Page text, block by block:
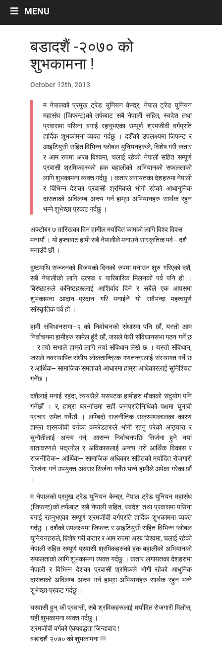
MENU
Labour And Politics
Miscellaneous
Occupational Safety
Women/Gender
ARTICLES
Archives by Month
नेपालीमा रचनाहरु
भिडियो~अडियो अन्तर्वार्ता
औद्योगिक सम्बन्ध
क्षेत्रगत विषय
ट्रेड यूनियन र राजनीति
प्रेरणादायि व्यक्तित्व
भाषण/सम्बोधन
राजनीति
विविध विषय
शोषणमूलक श्रम अभ्यास
श्रम र अर्थतन्त्र
समसामयिक विषय
बडादशैं -२०७० को
शुभकामना !
October 12th, 2013
म नेपालको प्रमुख ट्रेड युनियन केन्द्र, नेपाल ट्रेड युनियन
महासंघ (जिफन्ट)को तर्फबाट सबै नेपाली सहित, स्वदेश तथा
प्रवासमा पसिना बगाई रहनुभएका सम्पूर्ण श्रमजीवी वर्गप्रति
हार्दिक शुभकामना व्यक्त गर्दछु । दशैंको उपलक्ष्यमा जिफन्ट र
आइटियुसी सहित विभिन्न ग्लोबल युनियनहरुले, विशेष गरी कतार
र आम रुपमा अरब विश्वमा, चलाई रहेको नेपाली सहित सम्पूर्ण
प्रवासी श्रमिकहरुको हक बहालीको अभियानको सफलताको
लागि शुभकामना व्यक्त गर्दछु । कतार लगायतका देशहरुमा नेपाली
र विभिन्न देशका प्रवासी श्रमिकले भोगी रहेको आधानुनिक
दासताको अविलम्ब अन्त्य गर्न हाम्रा अभियानहरु सार्थक रहुन
भन्ने शुभेच्छा प्रकट गर्दछु ।
अक्टोबर ७ तारिखका दिन हामील मर्यादित कामको लागि विश्व दिवस
मनायौं । यो हप्ताबाट हामी सबै नेपालीले मनाउने सांस्कृतिक पर्व– दशै
मनाउंदै छौं ।
दुष्टमाथि सज्जनको विजयको दिनको रुपमा मनाउन शुरु गरिएको दशैं,
सबै नेपालीको लागि उत्सव र पारिबारिक मिलनको पर्व पनि हो ।
बिरष्ठहरुले कनिष्टहरूलाई आशिर्वाद दिने र सबैले एक आपसमा
शुभकामना आदान–प्रदान गरि मनाईने यो सबैभन्दा महत्वपूर्ण
सांस्कृतिक पर्व हो ।
हामी संविधानसभा–२ को निर्वाचनको संघारमा पनि छौं, यस्तो आम
निर्वाचनमा हामीहरु सामेल हुंदै छौं, जसले फेरी संविधानसभा गठन गर्ने छ
। र त्यो सभाले हाम्रो लागि नयां संविधान लेख्ने छ । यस्तो संविधान,
जसले नवस्थापित संघीय लोकतान्त्रिक गणतन्त्रलाई संस्थागत गर्ने छ
र आर्थिक– सामाजिक समताको आधारमा हाम्रा अधिकारलाई सुनिश्चित
गर्नेछ ।
दशैंलाई मनाई रहंदा, त्ययसैले यसपटक हामीहरु मौकाको सदुयोग पनि
गर्नेछौं । र, हाम्रा घर-गांउमा सही जनप्रतिनिधिको पक्षमा चुनावी
प्रचार समेत गर्नेछौं । लम्बिदो राजनीतिक संक्रमणकालका कारण
हाम्रा श्रमजीवी वर्गका कमरेडहरुले भोगी रहनु परेको अप्ठ्यारा र
चुनौतीलाई अन्त्य गर्न; आसन्न निर्वाचनपछि सिर्जना हुने नयां
वातावरणले भद्रगोल र अविकासलाई अन्त्य गरी आर्थिक विकास र
राजनीतिक– आर्थिक– सामाजिक अधिकार सहितको मर्यादित रोजगारी
सिर्जना गर्न उपयुक्त अवसर सिर्जना गर्नेछ भन्ने हामीले अपेक्षा गरेका छौं
।
म नेपालको प्रमुख ट्रेड युनियन केन्द्र, नेपाल ट्रेड युनियन महासंघ
(जिफन्ट)को तर्फबाट सबै नेपाली सहित, स्वदेश तथा प्रवासमा पसिना
बगाई रहनुभएका सम्पूर्ण श्रमजीवी वर्गप्रति हार्दिक शुभकामना व्यक्त
गर्दछु । दशैंको उपलक्ष्यमा जिफन्ट र आइटियुसी सहित विभिन्न ग्लोबल
युनियनहरुले, विशेष गरी कतार र आम रुपमा अरब विश्वमा, चलाई रहेको
नेपाली सहित सम्पूर्ण प्रवासी श्रमिकहरुको हक बहालीको अभियानको
सफलताको लागि शुभकामना व्यक्त गर्दछु । कतार लगायतका देशहरुमा
नेपाली र विभिन्न देशका प्रवासी श्रमिकले भोगी रहेको आधुनिक
दासताको अविलम्ब अन्त्य गर्न हाम्रा अभियानहरु सार्थक रहुन भन्ने
शुभेच्छा प्रकट गर्दछु ।
घरवासी हुन् की प्रवासी, सबै श्रमिकहरुलाई मर्यादित रोजगारी मिलोस्,
यही शुभकामना व्यक्त गर्दछु ।
श्रमजीवी वर्गको ऐक्यवद्धता जिन्दावाद !
बडादशैं-२०७० को शुभकामना !!!